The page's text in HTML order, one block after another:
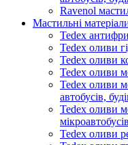
Ravenol
Мастильні
Tedex
Tedex оливи
Tedex оливи
Tedex оливи
Tedex оливи
автобусів,
Tedex оливи
мікроавтобусів
Tedex оливи